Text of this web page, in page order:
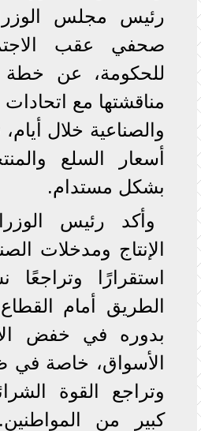
رئيس مجلس
صحفي عقب
للحكومة، عن خطة
مناقشتها مع اتحادات
والصناعية خلال
أسعار السلع
بشكل مستدام.
وأكد رئيس
الإنتاج ومدخلات
استقرارًا وتراجعًا
الطريق أمام
بدوره في خفض
الأسواق، خاصة في
وتراجع القوة
كبير من